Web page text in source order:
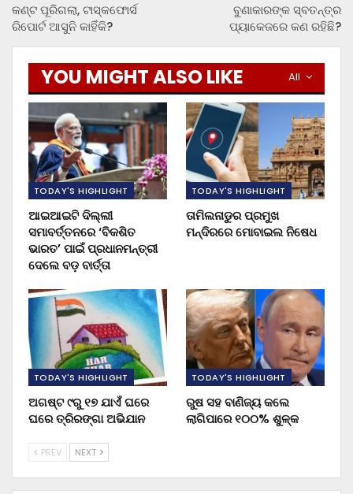
କଣ୍ଟ ପୂରିଗଲା, ଟାସ୍କଫୋର୍ସ
ରିପୋର୍ଟ ଆସୁନି କାହିଁକି?
ବୁଣାକାରଙ୍କ ସ୍ବତନ୍ତ୍ର
ପ୍ୟାକେଜରେ କଣ ରହିଛି?
All
YOU MIGHT ALSO LIKE
TODAY'S HIGHLIGHT
ଆଇଆଇଟି ଦିଲ୍ଲୀ
ସମାବର୍ତ୍ତନରେ ‘ବିକଶିତ
ଭାରତ’ ପାଇଁ ପ୍ରଧାନମନ୍ତ୍ରୀ
ଦେଲେ ବଡ଼ ବାର୍ତ୍ତା
TODAY'S HIGHLIGHT
ତାମିଲନାଡୁର ପ୍ରମୁଖ
ମନ୍ଦିରରେ ମୋବାଇଲ ନିଷେଧ
TODAY'S HIGHLIGHT
ଅଗଷ୍ଟ ୯ରୁ ୧୭ ଯାଏଁ ଘରେ
ଘରେ ତ୍ରିରଙ୍ଗା ଅଭିଯାନ
TODAY'S HIGHLIGHT
ରୁଷ ସହ ବାଣିଜ୍ୟ କଲେ
ଲାଗିପାରେ ୧୦୦% ଶୁଳ୍କ
PREV NEXT